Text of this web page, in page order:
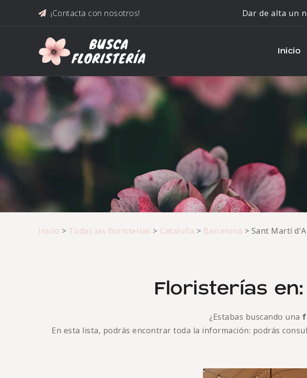
¡Contacta con nosotros! Dar de alta un
Inicio
Inicio > Todas las floristerías > Cataluña > Barcelona > Sant Martí
Floristerías en:
¿Estabas buscando una
En esta lista, podrás encontrar toda la información: podrás